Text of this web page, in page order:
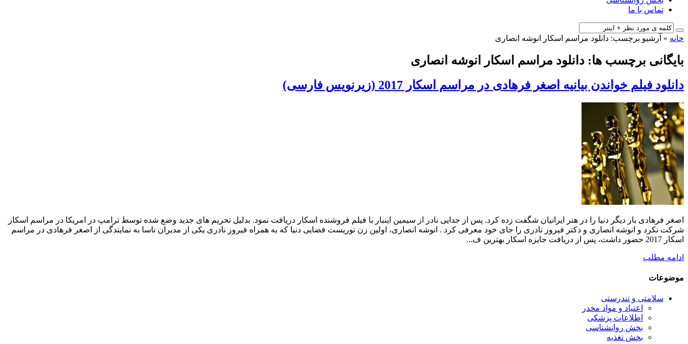
تماس با ما
خانه » آرشیو برچسب: دانلود مراسم اسکار انوشه انصاری
بایگانی برچسب ها: دانلود مراسم اسکار انوشه انصاری
دانلود فیلم خواندن بیانیه اصغر فرهادی در مراسم اسکار 2017 (زیرنویس فارسی)
اصغر فرهادی بار دیگر دنیا را در هنر ایرانیان شگفت زده کرد. پس از جدایی نادر از سیمین اینبار با فیلم فروشنده اسکار دریافت نمود. بدلیل تحریم های جدید وضع شده توسط ترامپ در امریکا در مراسم اسکار
شرکت نکرد و انوشه انصاری و دکتر فیروز نادری را جای خود معرفی کرد . انوشه انصاری، اولین زن توریست فضایی دنیا که به همراه فیروز نادری یکی از مدیران ناسا به نمایندگی از اصغر فرهادی در مراسم
اسکار 2017 حضور داشت، پس از دریافت جایزه اسکار بهترین ف...
ادامه مطلب
موضوعات
سلامتی و تندرستی
اعتیاد و مواد مخدر
اطلاعات پزشکی
بخش روانشناسی
بخش تغذیه